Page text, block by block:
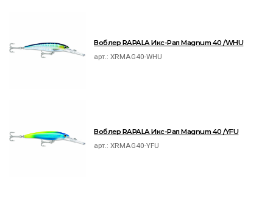
Воблер RAPALA Икс-Рап Magnum 40 /WHU
арт.:XRMAG40-WHU
Воблер RAPALA Икс-Рап Magnum 40 /YFU
арт.:XRMAG40-YFU